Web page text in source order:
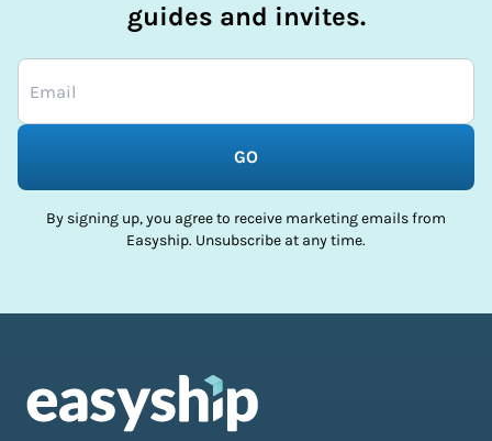
guides and invites.
GO
By signing up, you agree to receive marketing emails from
Easyship. Unsubscribe at any time.